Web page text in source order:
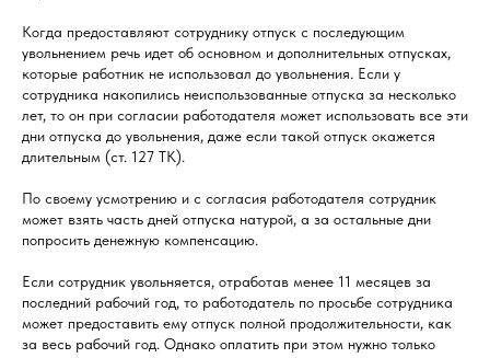
Когда предоставляют сотруднику отпуск с последующим
увольнением речь идет об основном и дополнительных отпусках,
которые работник не использовал до увольнения. Если у
сотрудника накопились неиспользованные отпуска за несколько
лет, то он при согласии работодателя может использовать все эти
дни отпуска до увольнения, даже если такой отпуск окажется
длительным (ст. 127 ТК).
По своему усмотрению и с согласия работодателя сотрудник
может взять часть дней отпуска натурой, а за остальные дни
попросить денежную компенсацию.
Если сотрудник увольняется, отработав менее 11 месяцев за
последний рабочий год, то работодатель по просьбе сотрудника
может предоставить ему отпуск полной продолжительности, как
за весь рабочий год. Однако оплатить при этом нужно только